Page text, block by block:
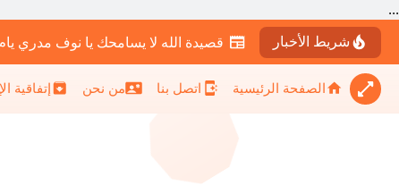
...
شريط الأخبار قصيدة الله لا يسامحك يا نوف مدري
الصفحة الرئيسية اتصل بنا من نحن إتفاقية